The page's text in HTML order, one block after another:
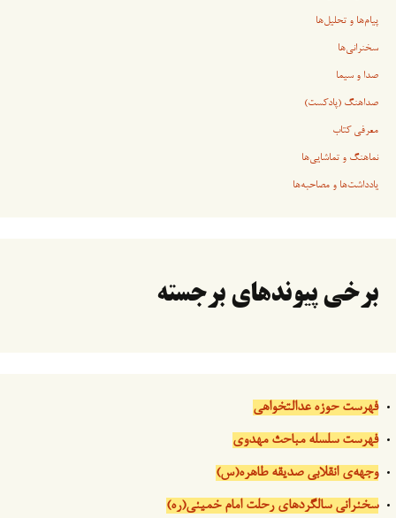
پیام‌ها و تحلیل‌ها
سخنرانی‏‏‌ها
صدا و سیما
صداهنگ (پادکست)
معرفی کتاب
نماهنگ و تماشایی‌ها
یادداشت‌ها و مصاحبه‌ها
برخی پیوندهای برجسته
فهرست حوزه عدالتخواهی
فهرست سلسله مباحث مهدوی
وجهه‌ی انقلابی صدیقه طاهره(س)
سخنرانی سالگردهای رحلت امام خمینی(ره)